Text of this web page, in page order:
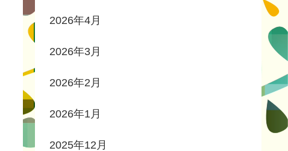
2026年4月
2026年3月
2026年2月
2026年1月
2025年12月